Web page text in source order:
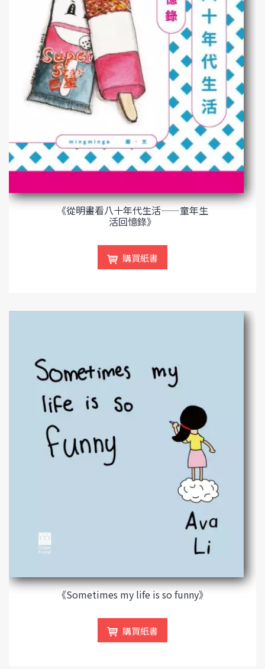
《從明畫看八十年代生活——童年生
活回憶錄》
購買紙書
《Sometimes my life is so funny》
購買紙書